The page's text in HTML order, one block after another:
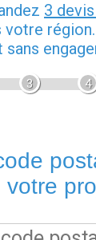
3
votre région.
sans
3 4
votre